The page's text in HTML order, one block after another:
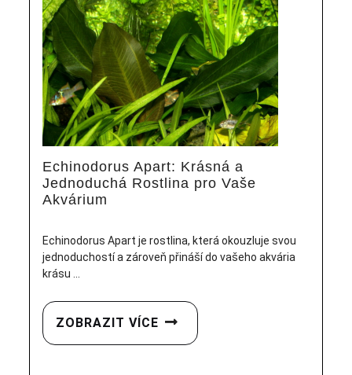
Echinodorus Apart: Krásná a
Jednoduchá Rostlina pro Vaše
Akvárium
Echinodorus Apart je rostlina, která okouzluje svou
jednoduchostí a zároveň přináší do vašeho akvária
krásu ...
ZOBRAZIT VÍCE